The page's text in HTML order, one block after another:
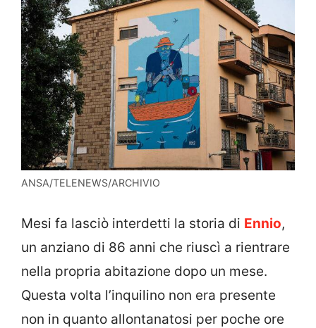
ANSA/TELENEWS/ARCHIVIO
Mesi fa lasciò interdetti la storia di Ennio,
un anziano di 86 anni che riuscì a rientrare
nella propria abitazione dopo un mese.
Questa volta l’inquilino non era presente
non in quanto allontanatosi per poche ore